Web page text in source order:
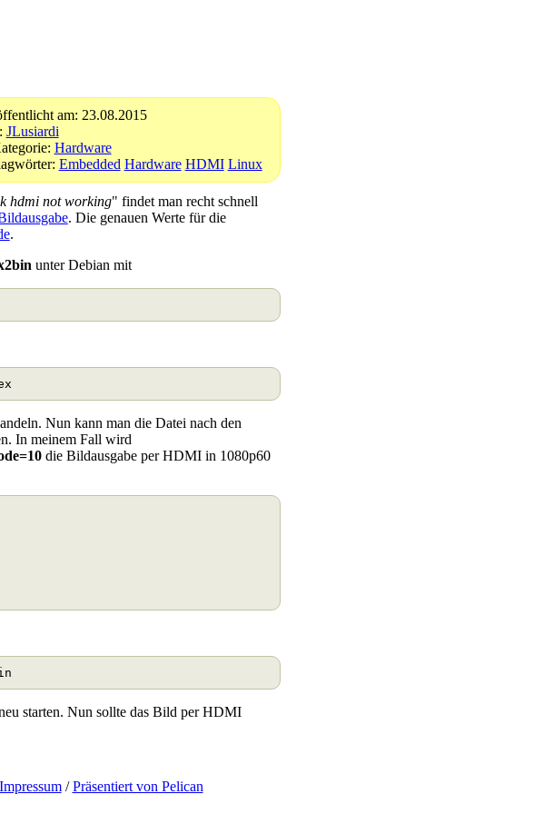
am: 23.08.2015
JLusiardi
Hardware
Embedded Hardware HDMI Linux
hdmi not working" findet man recht schnell
. Die genauen Werte für die
.
unter Debian mit
Nun kann man die Datei nach den
In meinem Fall wird
die Bildausgabe per HDMI in 1080p60
starten. Nun sollte das Bild per HDMI
Impressum/Präsentiert von Pelican